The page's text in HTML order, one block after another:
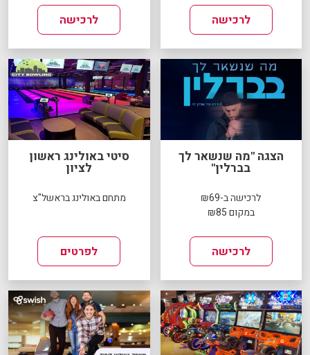
לרכישה לרכישה
הצגה "מה שנשאר לך
בברלין"
לרכישה ב-₪69
במקום ₪85
לרכישה
סיטי באולינג ראשון
לציון
מתחם באולינג בראשל"צ
לפרטים